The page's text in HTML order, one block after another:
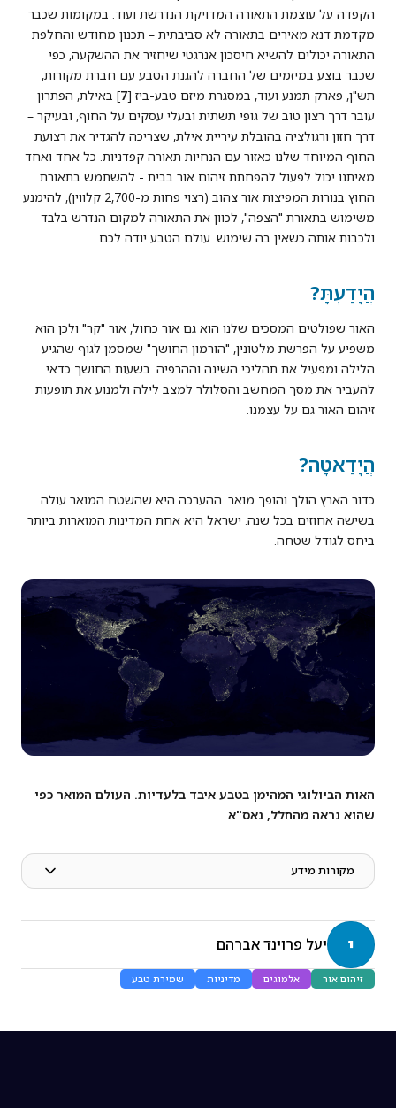
הקפדה על עוצמת התאורה המדויקת הנדרשת ועוד. במקומות שכבר
מקדמת דנא מאירים בתאורה לא סביבתית – תכנון מחודש והחלפת
התאורה יכולים להשיא חיסכון אנרגטי שיחזיר את ההשקעה, כפי
שכבר בוצע במיזמים של החברה להגנת הטבע עם חברת מקורות,
תש"ן, פארק תמנע ועוד, במסגרת מיזם טבע-ביז [7] באילת, הפתרון
עובר דרך רצון טוב של גופי תשתית ובעלי עסקים על החוף, ובעיקר –
דרך חזון ורגולציה בהובלת עיריית אילת, שצריכה להגדיר את רצועת
החוף המיוחד שלנו כאזור עם הנחיות תאורה קפדניות. כל אחד ואחד
מאיתנו יכול לפעול להפחתת זיהום אור בבית - להשתמש בתאורת
החוץ בנורות המפיצות אור צהוב (רצוי פחות מ-2,700 קלווין), להימנע
משימוש בתאורת "הצפה", לכוון את התאורה למקום הנדרש בלבד
ולכבות אותה כשאין בה שימוש. עולם הטבע יודה לכם.
הֲיָדַעְתָּ?
האור שפולטים המסכים שלנו הוא גם אור כחול, אור "קר" ולכן הוא
משפיע על הפרשת מלטונין, "הורמון החושך" שמסמן לגוף שהגיע
הלילה ומפעיל את תהליכי השינה וההרפיה. בשעות החושך כדאי
להעביר את מסך המחשב והסלולר למצב לילה ולמנוע את תופעות
זיהום האור גם על עצמנו.
הֲיָדַאטָה?
כדור הארץ הולך והופך מואר. ההערכה היא שהשטח המואר עולה
בשישה אחוזים בכל שנה. ישראל היא אחת המדינות המוארות ביותר
ביחס לגודל שטחה.
האות הביולוגי המהימן בטבע איבד בלעדיות. העולם המואר כפי
שהוא נראה מהחלל, נאס"א
מקורות מידע
י יעל פרוינד אברהם
זיהום אור אלמוגים מדיניות שמירת טבע